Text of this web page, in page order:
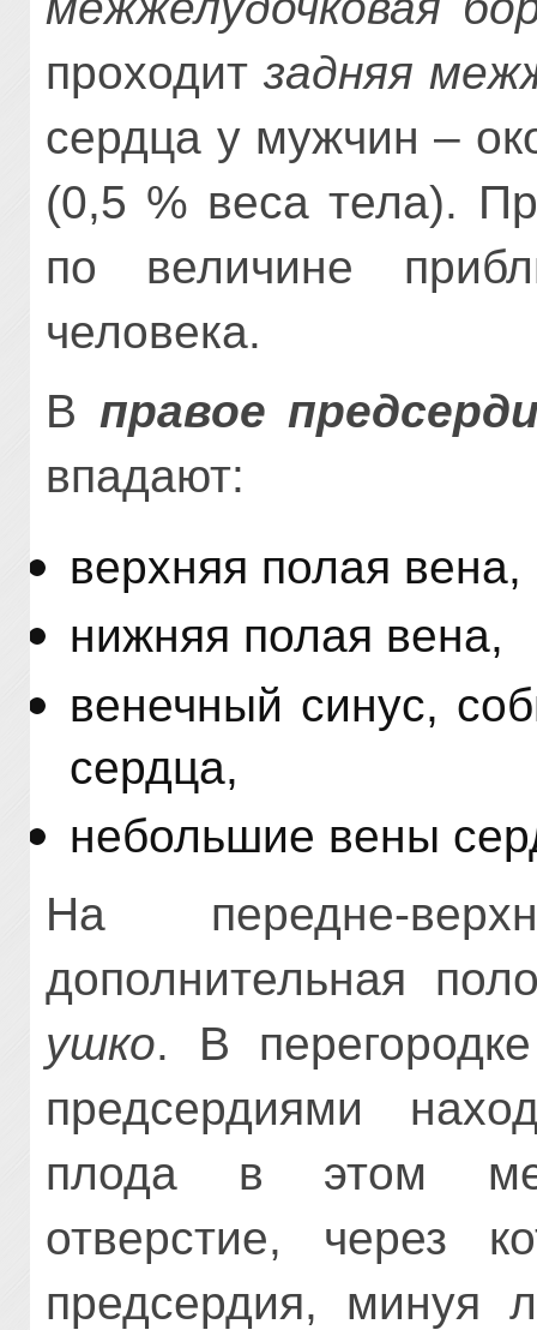
проходит задняя
сердца у мужчин –
(0,5 % веса тела).
по величине
человека.
В правое
впадают:
верхняя полая вена,
нижняя полая вена,
венечный синус,
сердца,
небольшие вены
На передне-
дополнительная
ушко. В
предсердиями
плода в этом
отверстие, через
предсердия, минуя